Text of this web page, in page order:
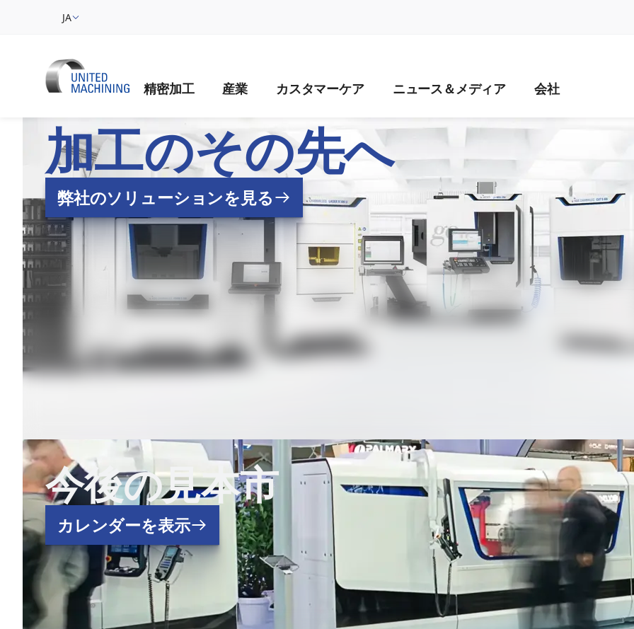
JA
精密加工 産業 カスタマーケア ニュース＆メディア 会社
UNITED MACHINING – 6つの精密
加工のその先へ
弊社のソリューションを見る
今後の見本市
カレンダーを表示